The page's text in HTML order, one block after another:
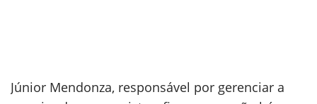
Júnior Mendonza, responsável por gerenciar a